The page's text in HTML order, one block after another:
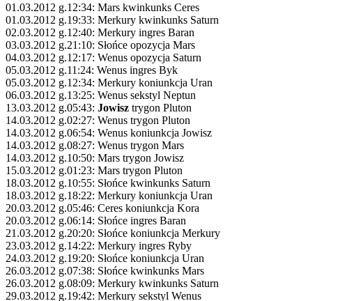
01.03.2012 g.12:34: Mars kwinkunks Ceres
01.03.2012 g.19:33: Merkury kwinkunks Saturn
02.03.2012 g.12:40: Merkury ingres Baran
03.03.2012 g.21:10: Słońce opozycja Mars
04.03.2012 g.12:17: Wenus opozycja Saturn
05.03.2012 g.11:24: Wenus ingres Byk
05.03.2012 g.12:34: Merkury koniunkcja Uran
06.03.2012 g.13:25: Wenus sekstyl Neptun
13.03.2012 g.05:43: Jowisz trygon Pluton
14.03.2012 g.02:27: Wenus trygon Pluton
14.03.2012 g.06:54: Wenus koniunkcja Jowisz
14.03.2012 g.08:27: Wenus trygon Mars
14.03.2012 g.10:50: Mars trygon Jowisz
15.03.2012 g.01:23: Mars trygon Pluton
18.03.2012 g.10:55: Słońce kwinkunks Saturn
18.03.2012 g.18:22: Merkury koniunkcja Uran
20.03.2012 g.05:46: Ceres koniunkcja Kora
20.03.2012 g.06:14: Słońce ingres Baran
21.03.2012 g.20:20: Słońce koniunkcja Merkury
23.03.2012 g.14:22: Merkury ingres Ryby
24.03.2012 g.19:20: Słońce koniunkcja Uran
26.03.2012 g.07:38: Słońce kwinkunks Mars
26.03.2012 g.08:09: Merkury kwinkunks Saturn
29.03.2012 g.19:42: Merkury sekstyl Wenus